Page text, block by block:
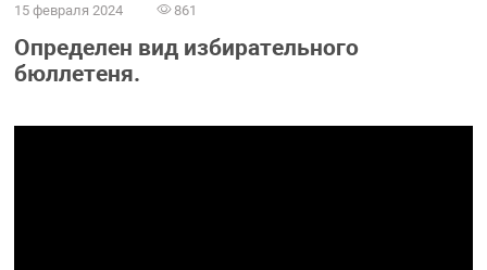
15 февраля 2024 861
Определен вид избирательного
бюллетеня.